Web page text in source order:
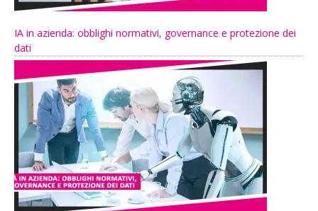
IA in azienda: obblighi normativi, governance e protezione dei
dati